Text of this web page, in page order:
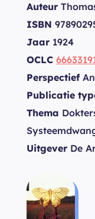
Auteur
ISBN
Jaar 1924
OCLC
Perspectief
Publicatie
Thema
Uitgever De